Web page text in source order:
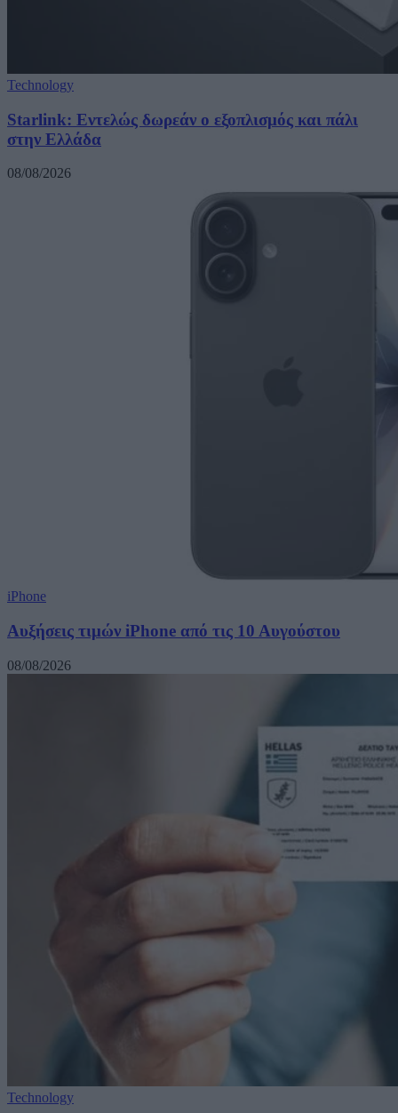
Technology
Starlink: Εντελώς δωρεάν ο εξοπλισμός και πάλι
στην Ελλάδα
08/08/2026
iPhone
Αυξήσεις τιμών iPhone από τις 10 Αυγούστου
08/08/2026
Technology